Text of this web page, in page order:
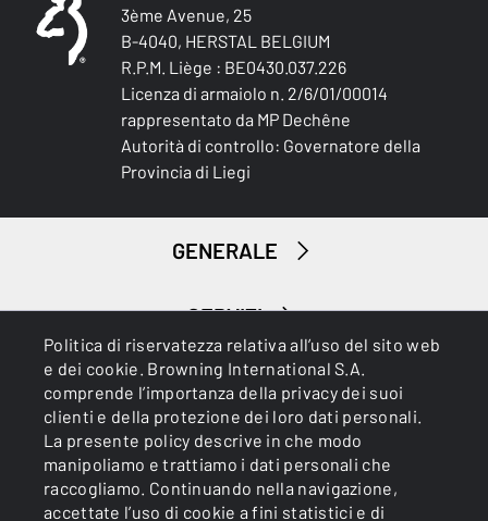
Politica di riservatezza relativa all’uso del sito web
e dei cookie. Browning International S.A.
comprende l’importanza della privacy dei suoi
clienti e della protezione dei loro dati personali.
La presente policy descrive in che modo
manipoliamo e trattiamo i dati personali che
raccogliamo. Continuando nella navigazione,
accettate l’uso di cookie a fini statistici e di
3ème Avenue, 25
B-4040, HERSTAL BELGIUM
R.P.M. Liège : BE0430.037.226
Licenza di armaiolo n. 2/6/01/00014
rappresentato da MP Dechêne
Autorità di controllo: Governatore della
Provincia di Liegi
GENERALE
SERVIZI
Cookies Informativa sulla privacy